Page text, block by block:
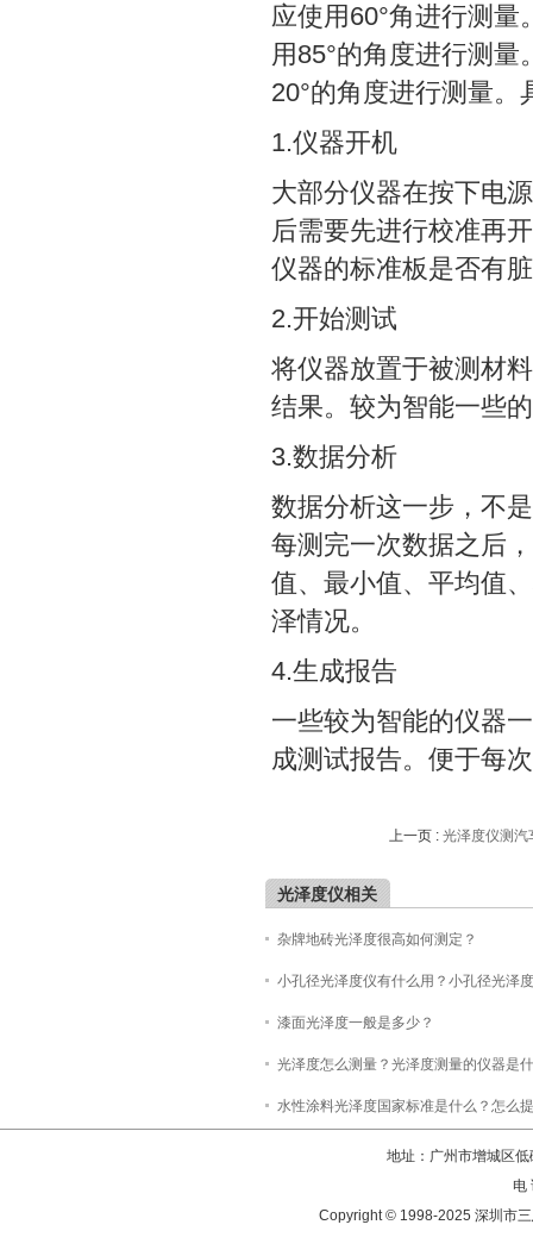
应使用60°角进行测量
用85°的角度进行测量
20°的角度进行测量
1.仪器开机
大部分仪器在按下电
后需要先进行校准再
仪器的标准板是否有
2.开始测试
将仪器放置于被测材
结果。较为智能一些
3.数据分析
数据分析这一步，不
每测完一次数据之后
值、最小值、平均值
泽情况。
4.生成报告
一些较为智能的仪器
成测试报告。便于每
上一页 : 光泽度仪测汽
光泽度仪相关
杂牌地砖光泽度很高如何测定？
小孔径光泽度仪有什么用？小孔径光泽
漆面光泽度一般是多少？
光泽度怎么测量？光泽度测量的仪器是
水性涂料光泽度国家标准是什么？怎么
地址：广州市增城区
电
Copyright © 1998-2025 深圳市